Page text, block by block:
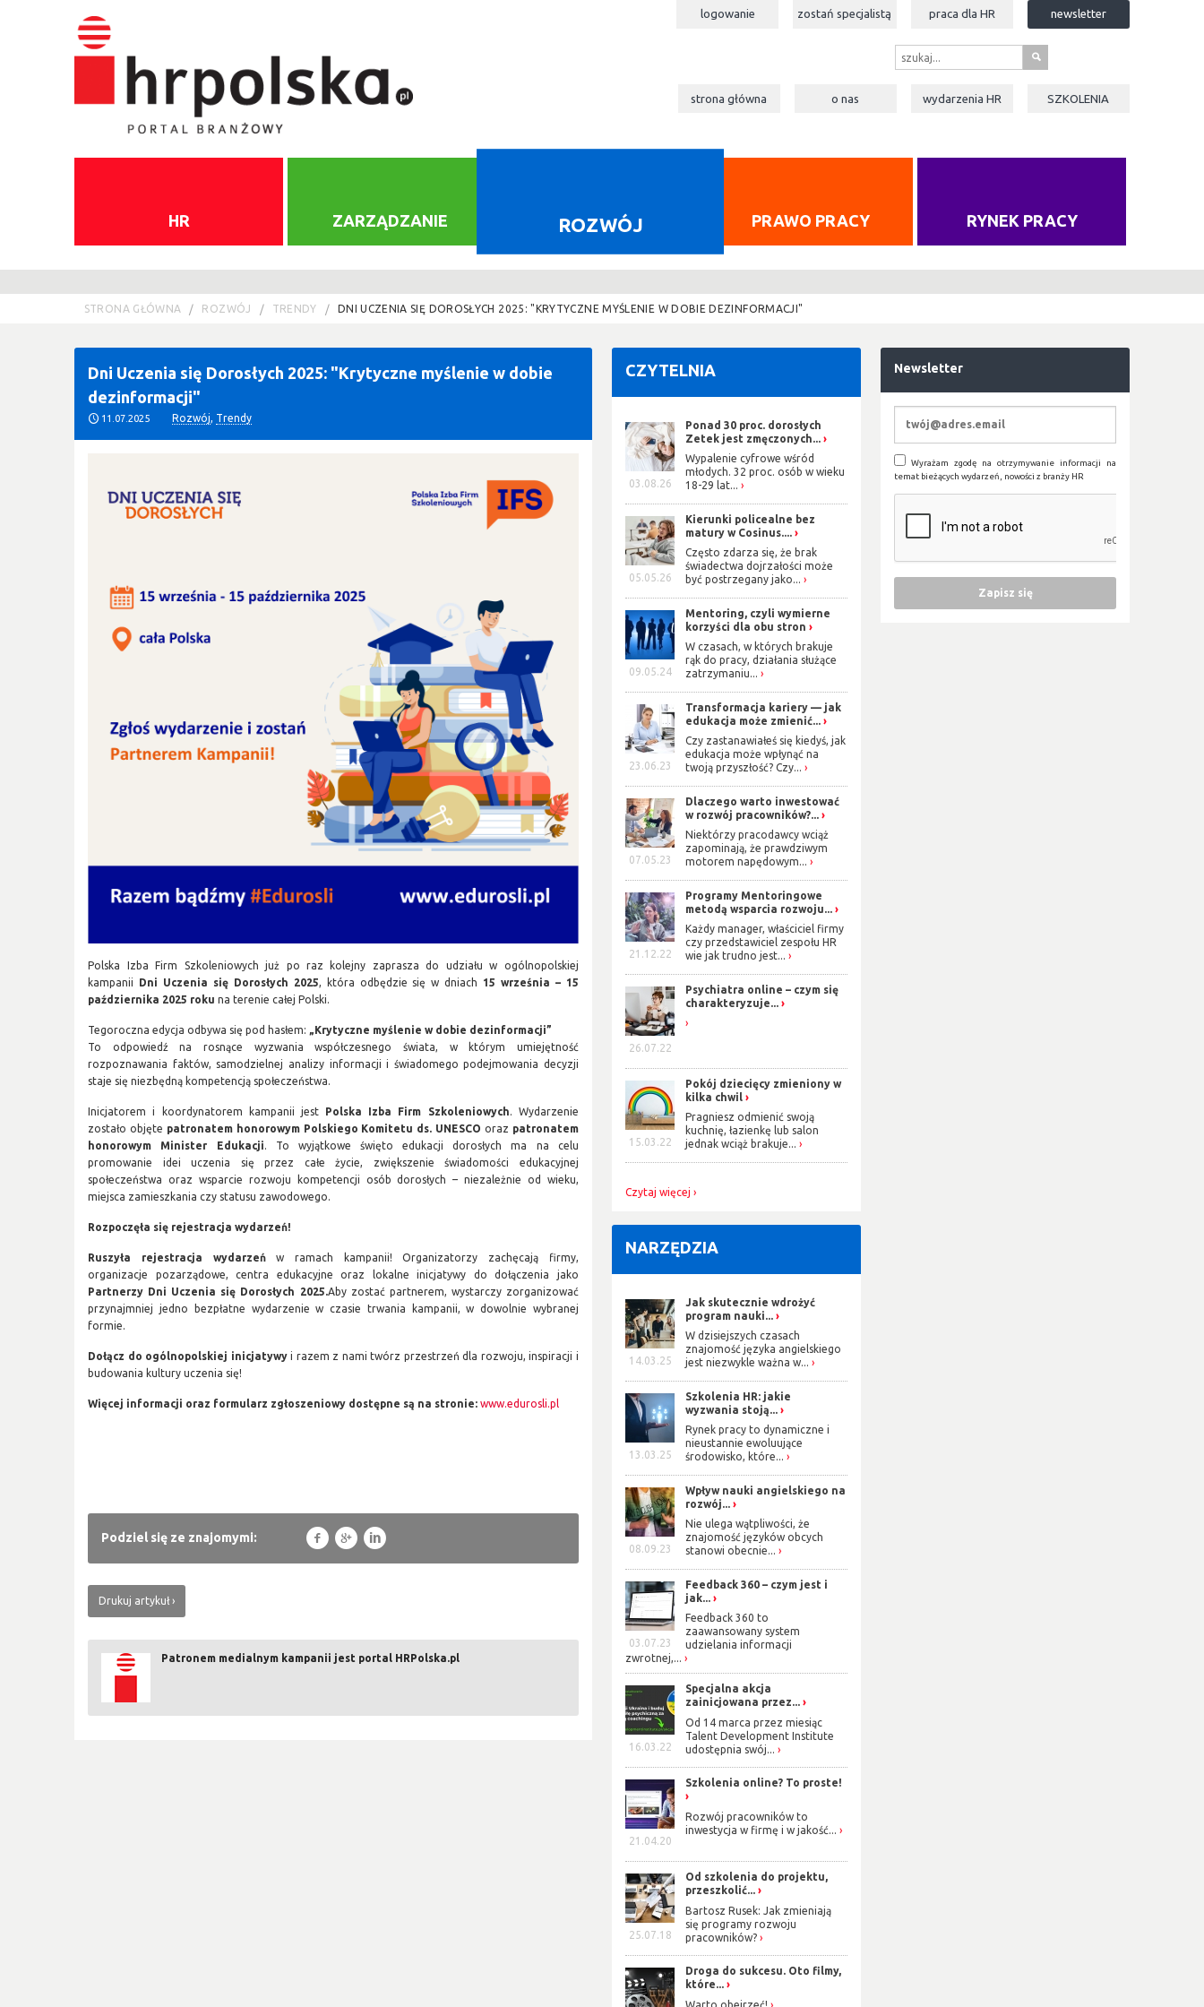
logowanie zostań specjalistą praca dla HR newsletter
s
strona główna o nas wydarzenia HR SZKOLENIA
HR ZARZĄDZANIE ROZWÓJ PRAWO PRACY RYNEK PRACY
STRONA GŁÓWNA ROZWÓJ TRENDY DNI UCZENIA SIĘ DOROSŁYCH 2025: "KRYTYCZNE MYŚLENIE W DOBIE DEZINFORMACJI"
Dni Uczenia się Dorosłych 2025: "Krytyczne myślenie w dobie
dezinformacji"
11.07.2025 Rozwój Trendy
Polska Izba Firm Szkoleniowych już po raz kolejny zaprasza do udziału w ogólnopolskiej
kampanii
Dni Uczenia się Dorosłych 2025, która odbędzie się w dniach 15 września – 15
października 2025 roku na terenie całej Polski.
Tegoroczna edycja odbywa się pod hasłem: „Krytyczne myślenie w dobie dezinformacji”
To odpowiedź na rosnące wyzwania współczesnego świata, w którym umiejętność
rozpoznawania faktów, samodzielnej analizy informacji i świadomego podejmowania decyzji
staje się niezbędną kompetencją społeczeństwa.
Inicjatorem i koordynatorem kampanii jest Polska Izba Firm Szkoleniowych. Wydarzenie
zostało objęte patronatem honorowym Polskiego Komitetu ds. UNESCO oraz patronatem
honorowym Minister Edukacji. To wyjątkowe święto edukacji dorosłych ma na celu
promowanie idei uczenia się przez całe życie, zwiększenie świadomości edukacyjnej
społeczeństwa oraz wsparcie rozwoju kompetencji osób dorosłych – niezależnie od wieku,
miejsca zamieszkania czy statusu zawodowego.
Rozpoczęła się rejestracja wydarzeń!
Ruszyła rejestracja wydarzeńw ramach kampanii! Organizatorzy zachęcają firmy,
organizacje pozarządowe, centra edukacyjne oraz lokalne inicjatywy do dołączenia jako
Partnerzy Dni Uczenia się Dorosłych 2025.Aby zostać partnerem, wystarczy zorganizować
przynajmniej jedno bezpłatne wydarzenie w czasie trwania kampanii, w dowolnie wybranej
formie.
Dołącz do ogólnopolskiej inicjatywyi razem z nami twórz przestrzeń dla rozwoju, inspiracji i
budowania kultury uczenia się!
Więcej informacji oraz formularz zgłoszeniowy dostępne są na stronie: www.edurosli.pl
Podziel się ze znajomymi: f g l
Drukuj artykuł
Patronem medialnym kampanii jest portal HRPolska.pl
CZYTELNIA
03.08.26
Ponad 30 proc. dorosłych
Zetek jest zmęczonych...
Wypalenie cyfrowe wśród
młodych. 32 proc. osób w wieku
18-29 lat...
05.05.26
Kierunki policealne bez
matury w Cosinus....
Często zdarza się, że brak
świadectwa dojrzałości może
być postrzegany jako...
09.05.24
Mentoring, czyli wymierne
korzyści dla obu stron
W czasach, w których brakuje
rąk do pracy, działania służące
zatrzymaniu...
23.06.23
Transformacja kariery — jak
edukacja może zmienić...
Czy zastanawiałeś się kiedyś, jak
edukacja może wpłynąć na
twoją przyszłość? Czy...
07.05.23
Dlaczego warto inwestować
w rozwój pracowników?...
Niektórzy pracodawcy wciąż
zapominają, że prawdziwym
motorem napędowym...
21.12.22
Programy Mentoringowe
metodą wsparcia rozwoju...
Każdy manager, właściciel firmy
czy przedstawiciel zespołu HR
wie jak trudno jest...
26.07.22
Psychiatra online – czym się
charakteryzuje...
15.03.22
Pokój dziecięcy zmieniony w
kilka chwil
Pragniesz odmienić swoją
kuchnię, łazienkę lub salon
jednak wciąż brakuje...
Czytaj więcej
NARZĘDZIA
14.03.25
Jak skutecznie wdrożyć
program nauki...
W dzisiejszych czasach
znajomość języka angielskiego
jest niezwykle ważna w...
13.03.25
Szkolenia HR: jakie
wyzwania stoją...
Rynek pracy to dynamiczne i
nieustannie ewoluujące
środowisko, które...
08.09.23
Wpływ nauki angielskiego na
rozwój...
Nie ulega wątpliwości, że
znajomość języków obcych
stanowi obecnie...
03.07.23
Feedback 360 – czym jest i
jak...
Feedback 360 to
zaawansowany system
udzielania informacji
zwrotnej,...
16.03.22
Specjalna akcja
zainicjowana przez...
Od 14 marca przez miesiąc
Talent Development Institute
udostępnia swój...
21.04.20
Szkolenia online? To proste!
Rozwój pracowników to
inwestycja w firmę i w jakość...
25.07.18
Od szkolenia do projektu,
przeszkolić...
Bartosz Rusek: Jak zmieniają
się programy rozwoju
pracowników?
Droga do sukcesu. Oto filmy,
które...
Warto obejrzeć!
Newsletter
Wyrażam zgodę na otrzymywanie informacji na
temat bieżących wydarzeń, nowości z branży HR